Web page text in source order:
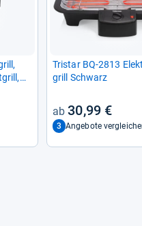
Tri­star BQ-​2813
grill Schwarz
30,99 €
3 Angebote